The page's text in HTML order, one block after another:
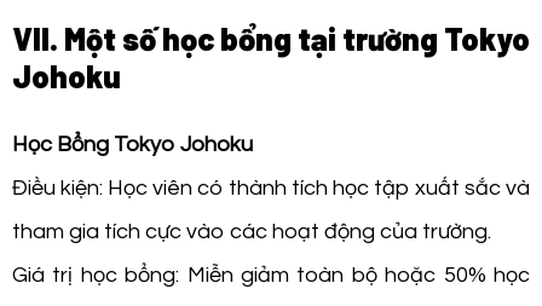
VII. Một số học bổng tại trường Tokyo
Johoku
Học Bổng Tokyo Johoku
Điều kiện: Học viên có thành tích học tập xuất sắc và
tham gia tích cực vào các hoạt động của trường.
Giá trị học bổng: Miễn giảm toàn bộ hoặc 50% học